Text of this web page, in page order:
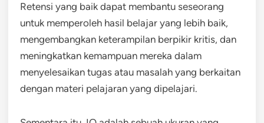
Retensi yang baik dapat membantu seseorang
untuk memperoleh hasil belajar yang lebih baik,
mengembangkan keterampilan berpikir kritis, dan
meningkatkan kemampuan mereka dalam
menyelesaikan tugas atau masalah yang berkaitan
dengan materi pelajaran yang dipelajari.